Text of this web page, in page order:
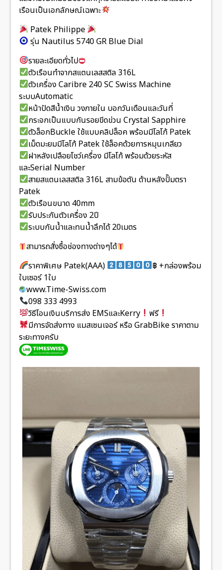
เรือนเป็นเอกลักษณ์เฉพาะ
Patek Philippe
รุ่น Nautilus 5740 GR Blue Dial
รายละเอียดทั่วไป
ตัวเรือนทำจากสแตนเลสสติล 316L
ตัวเครื่อง Caribre 240 SC Swiss Machine
ระบบAutomatic
หน้าปัดสีน้ำเงิน วงภายใน บอกวันเดือนและวันที่
กระจกเป็นแบบกันรอยขีดข่วน Crystal Sapphire
ตัวล็อกBuckle ใช้แบบคลิปล็อค พร้อมมีโลโก้ Patek
เม็ดมะยมมีโลโก้ Patek ใช้ล็อคด้วยการหมุนเกลียว
ฝาหลังเปลือยโชว์เครื่อง มีโลโก้ พร้อมด้วยระหัส
และSerial Number
สายสแตนเลสสติล 316L สามข้อตัน ด้านหลังปั๊มตรา
Patek
ตัวเรือนขนาด 40mm
รับประกันตัวเครื่อง 2ปี
ระบบกันน้ำและทนน้ำลึกได้ 20เมตร
สามารถสั่งซื้อช่องทางต่างๆได้
ราคาพิเศษ Patek(AAA)
฿ +กล่องพร้อม
ใบเซอร์ 1ใบ
www.Time-Swiss.com
098 333 4993
วิธีโอนเงินบริการส่ง EMSและKerry
ฟรี
มีการจัดส่งทาง แมสเซนเจอร์ หรือ GrabBike ราคาตาม
ระยะทางครับ